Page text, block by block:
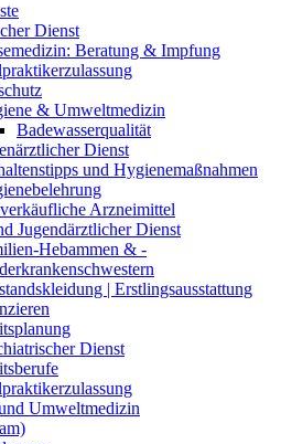
Dienst
Beratung & Impfung
& Umweltmedizin
Badewasserqualität
Dienst
und Hygienemaßnahmen
Arzneimittel
Jugendärztlicher Dienst
Hebammen & -
| Erstlingsausstattung
Dienst
Umweltmedizin